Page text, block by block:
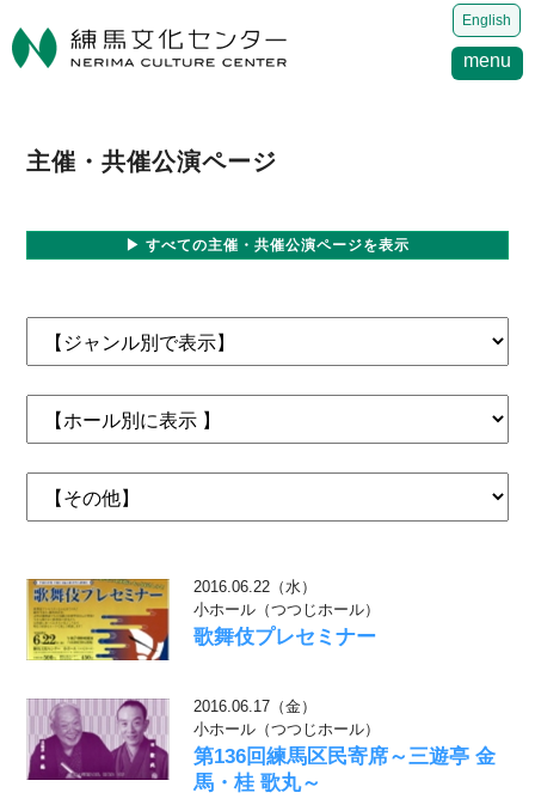
English
menu
主催・共催公演ページ
▶ すべての主催・共催公演ページを表示
2016.06.22（水）
小ホール（つつじホール）
歌舞伎プレセミナー
2016.06.17（金）
小ホール（つつじホール）
第136回練馬区民寄席～三遊亭 金
馬・桂 歌丸～